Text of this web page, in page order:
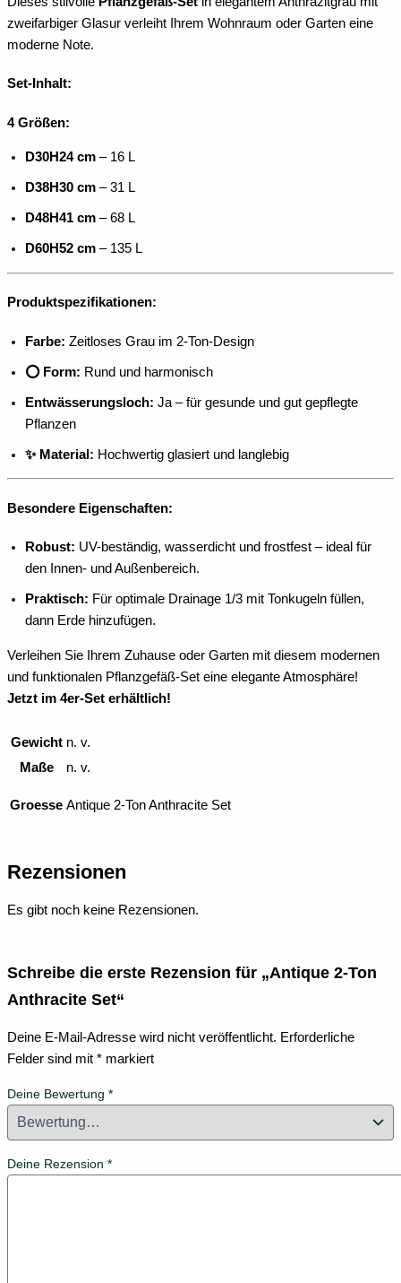
zweifarbiger Glasur verleiht Ihrem Wohnraum oder Garten eine
moderne Note.
Set-Inhalt:
4 Größen:
D30H24 cm – 16 L
D38H30 cm – 31 L
D48H41 cm – 68 L
D60H52 cm – 135 L
Produktspezifikationen:
Farbe: Zeitloses Grau im 2-Ton-Design
⭕ Form: Rund und harmonisch
Entwässerungsloch: Ja – für gesunde und gut gepflegte
Pflanzen
✨ Material: Hochwertig glasiert und langlebig
Besondere Eigenschaften:
Robust: UV-beständig, wasserdicht und frostfest – ideal für
den Innen- und Außenbereich.
Praktisch: Für optimale Drainage 1/3 mit Tonkugeln füllen,
dann Erde hinzufügen.
Verleihen Sie Ihrem Zuhause oder Garten mit diesem modernen
und funktionalen Pflanzgefäß-Set eine elegante Atmosphäre!
Jetzt im 4er-Set erhältlich!
Gewicht n. v.
Maße
n. v.
Groesse Antique 2-Ton Anthracite Set
Rezensionen
Es gibt noch keine Rezensionen.
Schreibe die erste Rezension für „Antique 2-Ton
Anthracite Set“
Deine E-Mail-Adresse wird nicht veröffentlicht. Erforderliche
Felder sind mit * markiert
Deine Bewertung *
Deine Rezension *